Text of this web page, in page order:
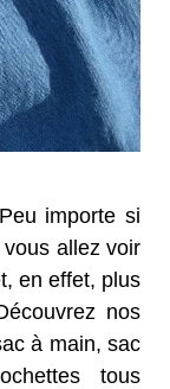
importe si
allez voir
en effet, plus
nos
à main, sac
tous